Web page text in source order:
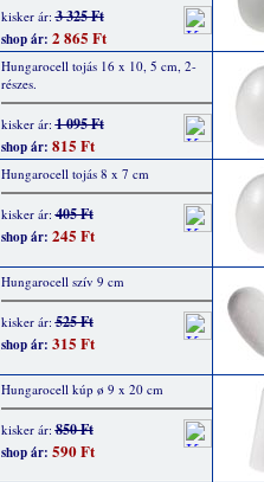
kisker ár:3 325 Ft
shop ár: 2 865 Ft
Hungarocell tojás 16 x 10, 5 cm, 2-
részes.
kisker ár:1 095 Ft
shop ár: 815 Ft
Hungarocell tojás 8 x 7 cm
kisker ár:405 Ft
shop ár: 245 Ft
Hungarocell szív 9 cm
kisker ár:525 Ft
shop ár: 315 Ft
Hungarocell kúp ø 9 x 20 cm
kisker ár:850 Ft
shop ár: 590 Ft